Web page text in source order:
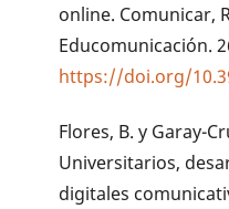
online. Comunicar,
Educomunicación.
https://doi.org/
Flores, B. y Garay-
Universitarios,
digitales